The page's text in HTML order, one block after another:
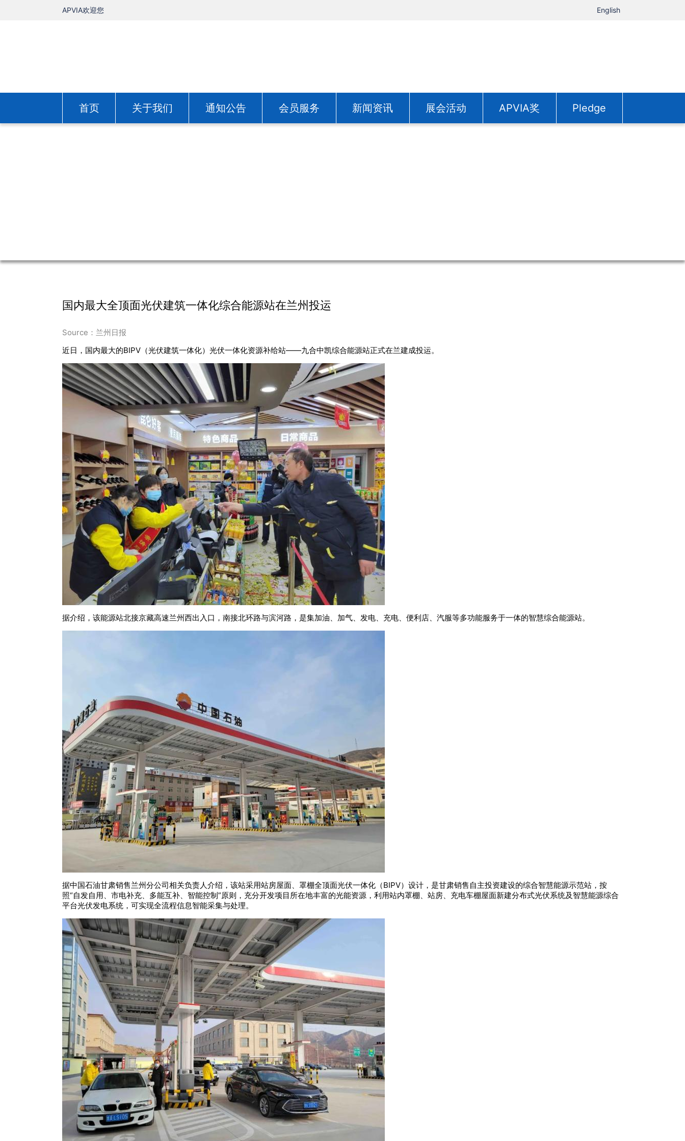
APVIA欢迎您 English
首页 关于我们 通知公告 会员服务 新闻资讯 展会活动 APVIA奖 Pledge
国内最大全顶面光伏建筑一体化综合能源站在兰州投运
Source：兰州日报
近日，国内最大的BIPV（光伏建筑一体化）光伏一体化资源补给站——九合中凯综合能源站正式在兰建成投运。
据介绍，该能源站北接京藏高速兰州西出入口，南接北环路与滨河路，是集加油、加气、发电、充电、便利店、汽服等多功能服务于一体的智慧综合能源站。
据中国石油甘肃销售兰州分公司相关负责人介绍，该站采用站房屋面、罩棚全顶面光伏一体化（BIPV）设计，是甘肃销售自主投资建设的综合智慧能源示范站，按
照“自发自用、市电补充、多能互补、智能控制”原则，充分开发项目所在地丰富的光能资源，利用站内罩棚、站房、充电车棚屋面新建分布式光伏系统及智慧能源综合
平台光伏发电系统，可实现全流程信息智能采集与处理。